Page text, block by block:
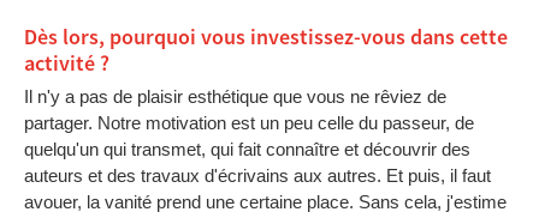
Dès lors, pourquoi vous investissez-vous dans cette
activité ?
Il n'y a pas de plaisir esthétique que vous ne rêviez de
partager. Notre motivation est un peu celle du passeur, de
quelqu'un qui transmet, qui fait connaître et découvrir des
auteurs et des travaux d'écrivains aux autres. Et puis, il faut
avouer, la vanité prend une certaine place. Sans cela, j'estime